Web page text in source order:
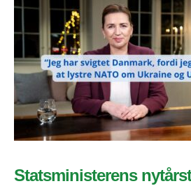
Statsministerens